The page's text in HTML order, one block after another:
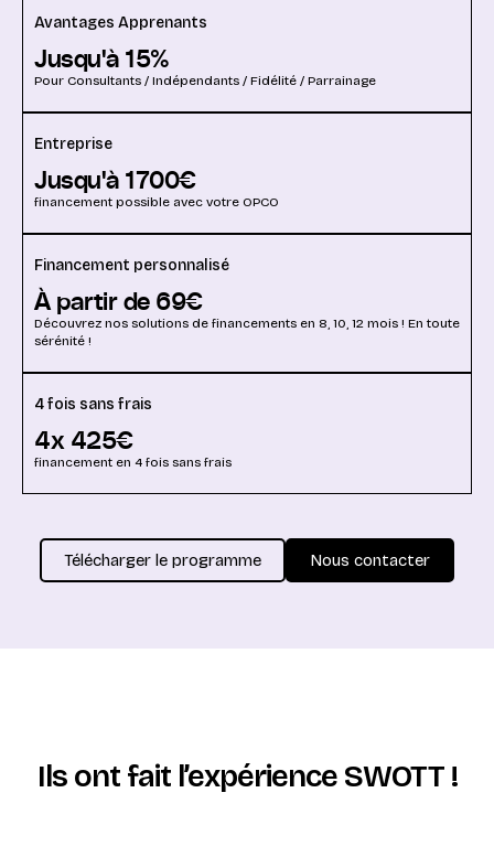
Avantages Apprenants
Jusqu'à15%
Pour Consultants / Indépendants / Fidélité / Parrainage
Entreprise
Jusqu'à1700€
financement possible avec votre OPCO
Financement personnalisé
À partir de69€
Découvrez nos solutions de financements en 8, 10, 12 mois ! En toute
sérénité !
4 fois sans frais
4x425€
financement en 4 fois sans frais
Télécharger le programme Nous contacter
Ils ont fait l’expérience SWOTT !